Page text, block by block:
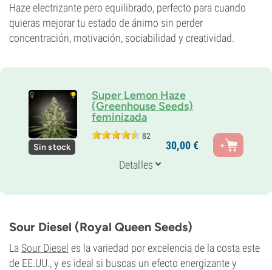
Haze electrizante pero equilibrado, perfecto para cuando
quieras mejorar tu estado de ánimo sin perder
concentración, motivación, sociabilidad y creatividad.
Super Lemon Haze
(Greenhouse Seeds)
feminizada
82
Padres
Lemon Skunk x Super Silver Haze
70% Sativa
10-11 semanas
CBD
0-1%
Tipo de floración
Sin stock 30,00€
Detalles
Sour Diesel (Royal Queen Seeds)
La Sour Diesel es la variedad por excelencia de la costa este
de EE.UU., y es ideal si buscas un efecto energizante y